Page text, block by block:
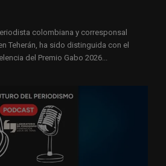
colombiana y corresponsal
Teherán, ha sido distinguida con el
del Premio Gabo 2026...